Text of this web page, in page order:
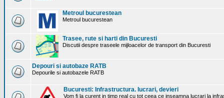
Metroul bucurestean
Metroul bucurestean
Trasee, rute si harti din Bucuresti
Discutii despre traseele mijloacelor de transport din Bucuresti
Depouri si autobaze RATB
Depourile si autobazele RATB
Bucuresti: Infrastructura. lucrari, devieri
Vom fi la curent in timp real cu tot ceea ce inseamna lucrari la